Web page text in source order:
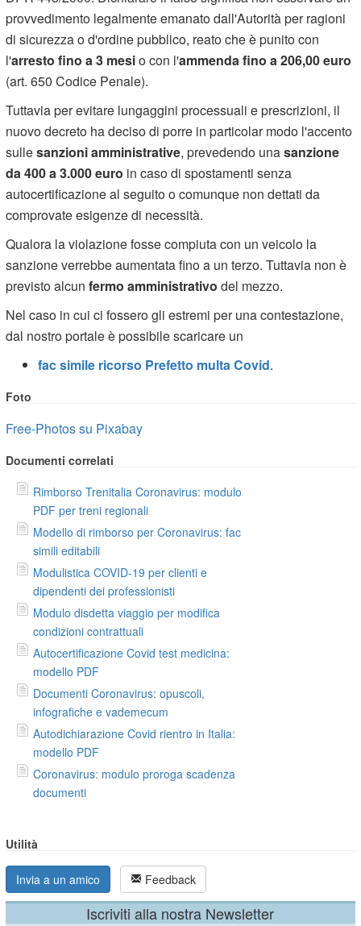
provvedimento legalmente emanato dall'Autorità per ragioni
di sicurezza o d'ordine pubblico, reato che è punito con
l'arresto fino a 3 mesio con l'ammenda fino a 206,00 euro
(art. 650 Codice Penale).
Tuttavia per evitare lungaggini processuali e prescrizioni, il
nuovo decreto ha deciso di porre in particolar modo l'accento
sullesanzioni amministrative, prevedendo unasanzione
da 400 a 3.000 euro in caso di spostamenti senza
autocertificazione al seguito o comunque non dettati da
comprovate esigenze di necessità.
Qualora la violazione fosse compiuta con un veicolo la
sanzione verrebbe aumentata fino a un terzo. Tuttavia non è
previsto alcunfermo amministrativo del mezzo.
Nel caso in cui ci fossero gli estremi per una contestazione,
dal nostro portale è possibile scaricare un
fac simile ricorso Prefetto multa Covid.
Foto
Free-Photos su Pixabay
Documenti correlati
Rimborso Trenitalia Coronavirus: modulo
PDF per treni regionali
Modello di rimborso per Coronavirus: fac
simili editabili
Modulistica COVID-19 per clienti e
dipendenti dei professionisti
Modulo disdetta viaggio per modifica
condizioni contrattuali
Autocertificazione Covid test medicina:
modello PDF
Documenti Coronavirus: opuscoli,
infografiche e vademecum
Autodichiarazione Covid rientro in Italia:
modello PDF
Coronavirus: modulo proroga scadenza
documenti
Utilità
Invia a un amico Feedback
Iscriviti alla nostra Newsletter